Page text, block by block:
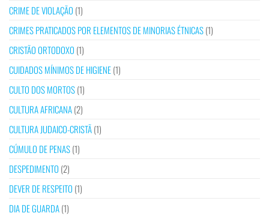
CRIME DE VIOLAÇÃO (1)
CRIMES PRATICADOS POR ELEMENTOS DE MINORIAS ÉTNICAS(1)
CRISTÃO ORTODOXO (1)
CUIDADOS MÍNIMOS DE HIGIENE(1)
CULTO DOS MORTOS(1)
CULTURA AFRICANA(2)
CULTURA JUDAICO-CRISTÃ(1)
CÚMULO DE PENAS(1)
DESPEDIMENTO (2)
DEVER DE RESPEITO (1)
DIA DE GUARDA(1)